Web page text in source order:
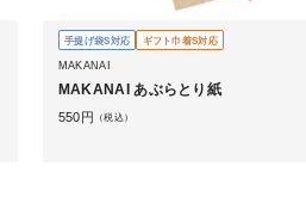
手提げ袋S対応 ギフト巾着S対応
MAKANAI
MAKANAI あぶらとり紙
550円 （税込）